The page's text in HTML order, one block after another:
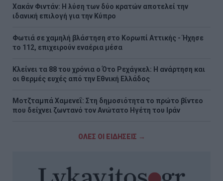
Χακάν Φιντάν: Η λύση των δύο κρατών αποτελεί την
ιδανική επιλογή για την Κύπρο
Φωτιά σε χαμηλή βλάστηση στο Κορωπί Αττικής - Ήχησε
το 112, επιχειρούν εναέρια μέσα
Κλείνει τα 88 του χρόνια ο Ότο Ρεχάγκελ: Η ανάρτηση και
οι θερμές ευχές από την Εθνική Ελλάδος
Μοτζταμπά Χαμενεΐ: Στη δημοσιότητα το πρώτο βίντεο
που δείχνει ζωντανό τον Ανώτατο Ηγέτη του Ιράν
ΟΛΕΣ ΟΙ ΕΙΔΗΣΕΙΣ →